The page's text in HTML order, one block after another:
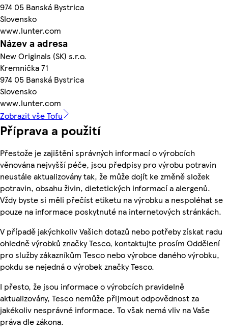
974 05 Banská Bystrica
Slovensko
www.lunter.com
Název a adresa
New Originals (SK) s.r.o.
Kremnička 71
974 05 Banská Bystrica
Slovensko
www.lunter.com
Zobrazit vše Tofu
Příprava a použití
Přestože je zajištění správných informací o výrobcích
věnována nejvyšší péče, jsou předpisy pro výrobu potravin
neustále aktualizovány tak, že může dojít ke změně složek
potravin, obsahu živin, dietetických informací a alergenů.
Vždy byste si měli přečíst etiketu na výrobku a nespoléhat se
pouze na informace poskytnuté na internetových stránkách.
V případě jakýchkoliv Vašich dotazů nebo potřeby získat radu
ohledně výrobků značky Tesco, kontaktujte prosím Oddělení
pro služby zákazníkům Tesco nebo výrobce daného výrobku,
pokdu se nejedná o výrobek značky Tesco.
I přesto, že jsou informace o výrobcích pravidelně
aktualizovány, Tesco nemůže přijmout odpovědnost za
jakékoliv nesprávné informace. To však nemá vliv na Vaše
práva dle zákona.